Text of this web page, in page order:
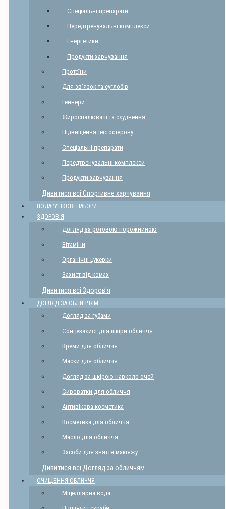
Спеціальні препарати
Передтренувальні комплекси
Енергетики
Продукти харчування
Протеїни
Для зв'язок та суглобів
Гейнери
Жироспалювачі та схуднення
Підвищення тестостерону
Спеціальні препарати
Передтренувальні комплекси
Продукти харчування
Дивитися всі Спортивне харчування
ПОДАРУНКОВІ НАБОРИ
ЗДОРОВ'Я
Догляд за ротовою порожниною
Вітаміни
Органічні цукерки
Захист від комах
Дивитися всі Здоров'я
ДОГЛЯД ЗА ОБЛИЧЧЯМ
Догляд за губами
Сонцезахист для шкіри обличчя
Креми для обличчя
Маски для обличчя
Догляд за шкірою навколо очей
Сироватки для обличчя
Антивікова косметика
Косметика для обличчя
Масло для обличчя
Засоби для зняття макіяжу
Дивитися всі Догляд за обличчям
ОЧИЩЕННЯ ОБЛИЧЧЯ
Міцеллярна вода